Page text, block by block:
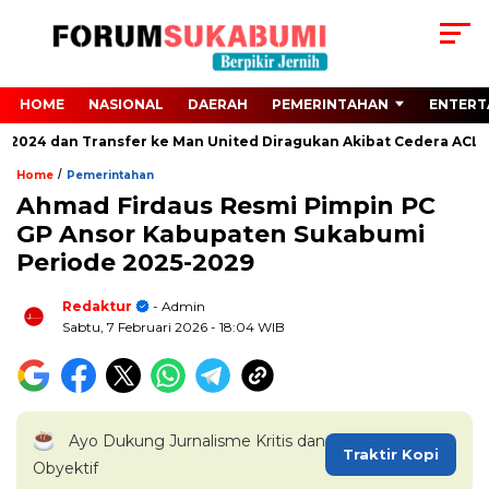
HOME NASIONAL DAERAH PEMERINTAHAN
dan Transfer ke Man United Diragukan Akibat Cedera ACL
Home / Pemerintahan
Ahmad Firdaus Resmi Pimpin PC
GP Ansor Kabupaten Sukabumi
Periode 2025-2029
Redaktur
- Admin
Sabtu, 7 Februari 2026 - 18:04 WIB
Ayo Dukung Jurnalisme Kritis dan
Obyektif
Traktir Kopi